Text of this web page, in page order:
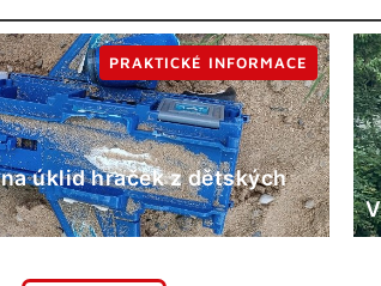
úklid hraček z dětských
PRAKTICKÉ INFORMACE